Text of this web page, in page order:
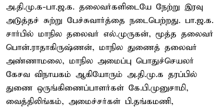
அ.தி.மு.க-பா.ஜ.க. தலைவர்களிடையே நேற்று இரவு
அடுத்தச் சுற்று பேச்சுவார்த்தை நடைபெற்றது. பா.ஜ.க.
சார்பில் மாநில தலைவர் எல்.முருகன், மூத்த தலைவர்
பொன்.ராதாகிருஷ்ணன், மாநில துணைத் தலைவர்
அண்ணாமலை, மாநில அமைப்பு பொதுச்செயலர்
கேசவ விநாயகம் ஆகியோரும் அ.தி.மு.க தரப்பில்
துணை ஒருங்கிணைப்பாளர்கள் கே.பி.முனுசாமி,
வைத்திலிங்கம், அமைச்சர்கள் பி.தங்கமணி,